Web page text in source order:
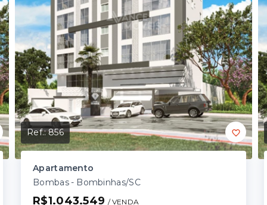
Ref.:856
Apartamento
Bombas - Bombinhas/SC
R$1.043.549 / VENDA